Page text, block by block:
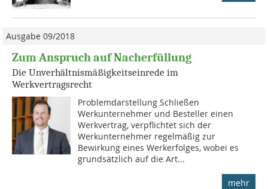
Ausgabe 09/2018
Zum Anspruch auf Nacherfüllung
Die Unverhältnismäßigkeitseinrede im
Werkvertragsrecht
Problemdarstellung Schließen
Werkunternehmer und Besteller einen
Werkvertrag, verpflichtet sich der
Werkunternehmer regelmäßig zur
Bewirkung eines Werkerfolges, wobei es
grundsätzlich auf die Art...
mehr